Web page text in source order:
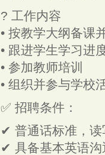
? 工作内容
• 按教学大纲备课
• 跟进学生学习进
• 参加教师培训
• 组织并参与学校
✅ 招聘条件：
✔ 普通话标准，读
✔ 具备基本英语沟